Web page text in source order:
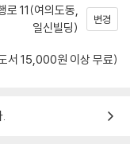
로 11(여의도동,
일신빌딩)
변경
서 15,000원 이상 무료)